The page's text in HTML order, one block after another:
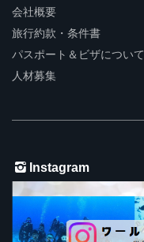
会社概要
旅行約款・条件書
パスポート＆ビザについて
人材募集
Instagram